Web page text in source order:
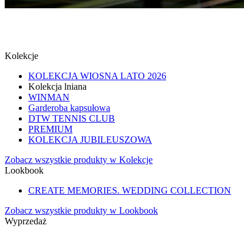
Kolekcje
KOLEKCJA WIOSNA LATO 2026
Kolekcja lniana
WINMAN
Garderoba kapsułowa
DTW TENNIS CLUB
PREMIUM
KOLEKCJA JUBILEUSZOWA
Zobacz wszystkie produkty w Kolekcje
Lookbook
CREATE MEMORIES. WEDDING COLLECTION
Zobacz wszystkie produkty w Lookbook
Wyprzedaż